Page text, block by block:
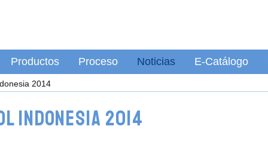
Productos Proceso Noticias E-Catálogo
2014
Indonesia 2014